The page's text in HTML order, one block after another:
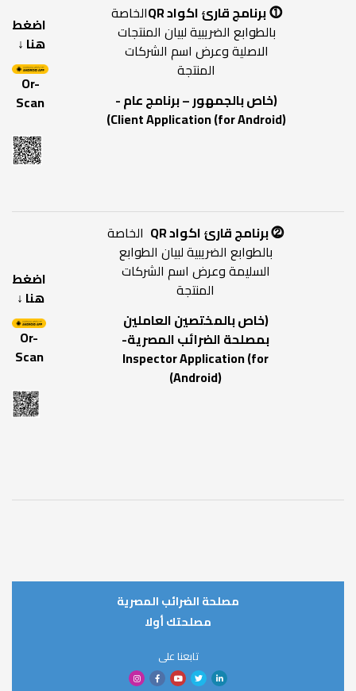
⓵برنامج قارئ اكواد QR
الخاصة
بالطوابع الضريبية لبيان المنتجات
الاصلية وعرض اسم الشركات
المنتجة
(خاص بالجمهور – برنامج عام -
Client Application (for Android)
)
اضغط
هنا ↓
Or-
Scan
⓶ برنامج قارئ اكواد QR
الخاصة
بالطوابع الضريبية لبيان الطوابع
السليمة وعرض اسم الشركات
المنتجة
(خاص بالمختصين العاملين
بمصلحة الضرائب المصرية-
Inspector Application (for
Android)
)
اضغط
هنا ↓
Or-
Scan
مصلحة الضرائب المصرية
مصلحتك أولا
تابعنا على